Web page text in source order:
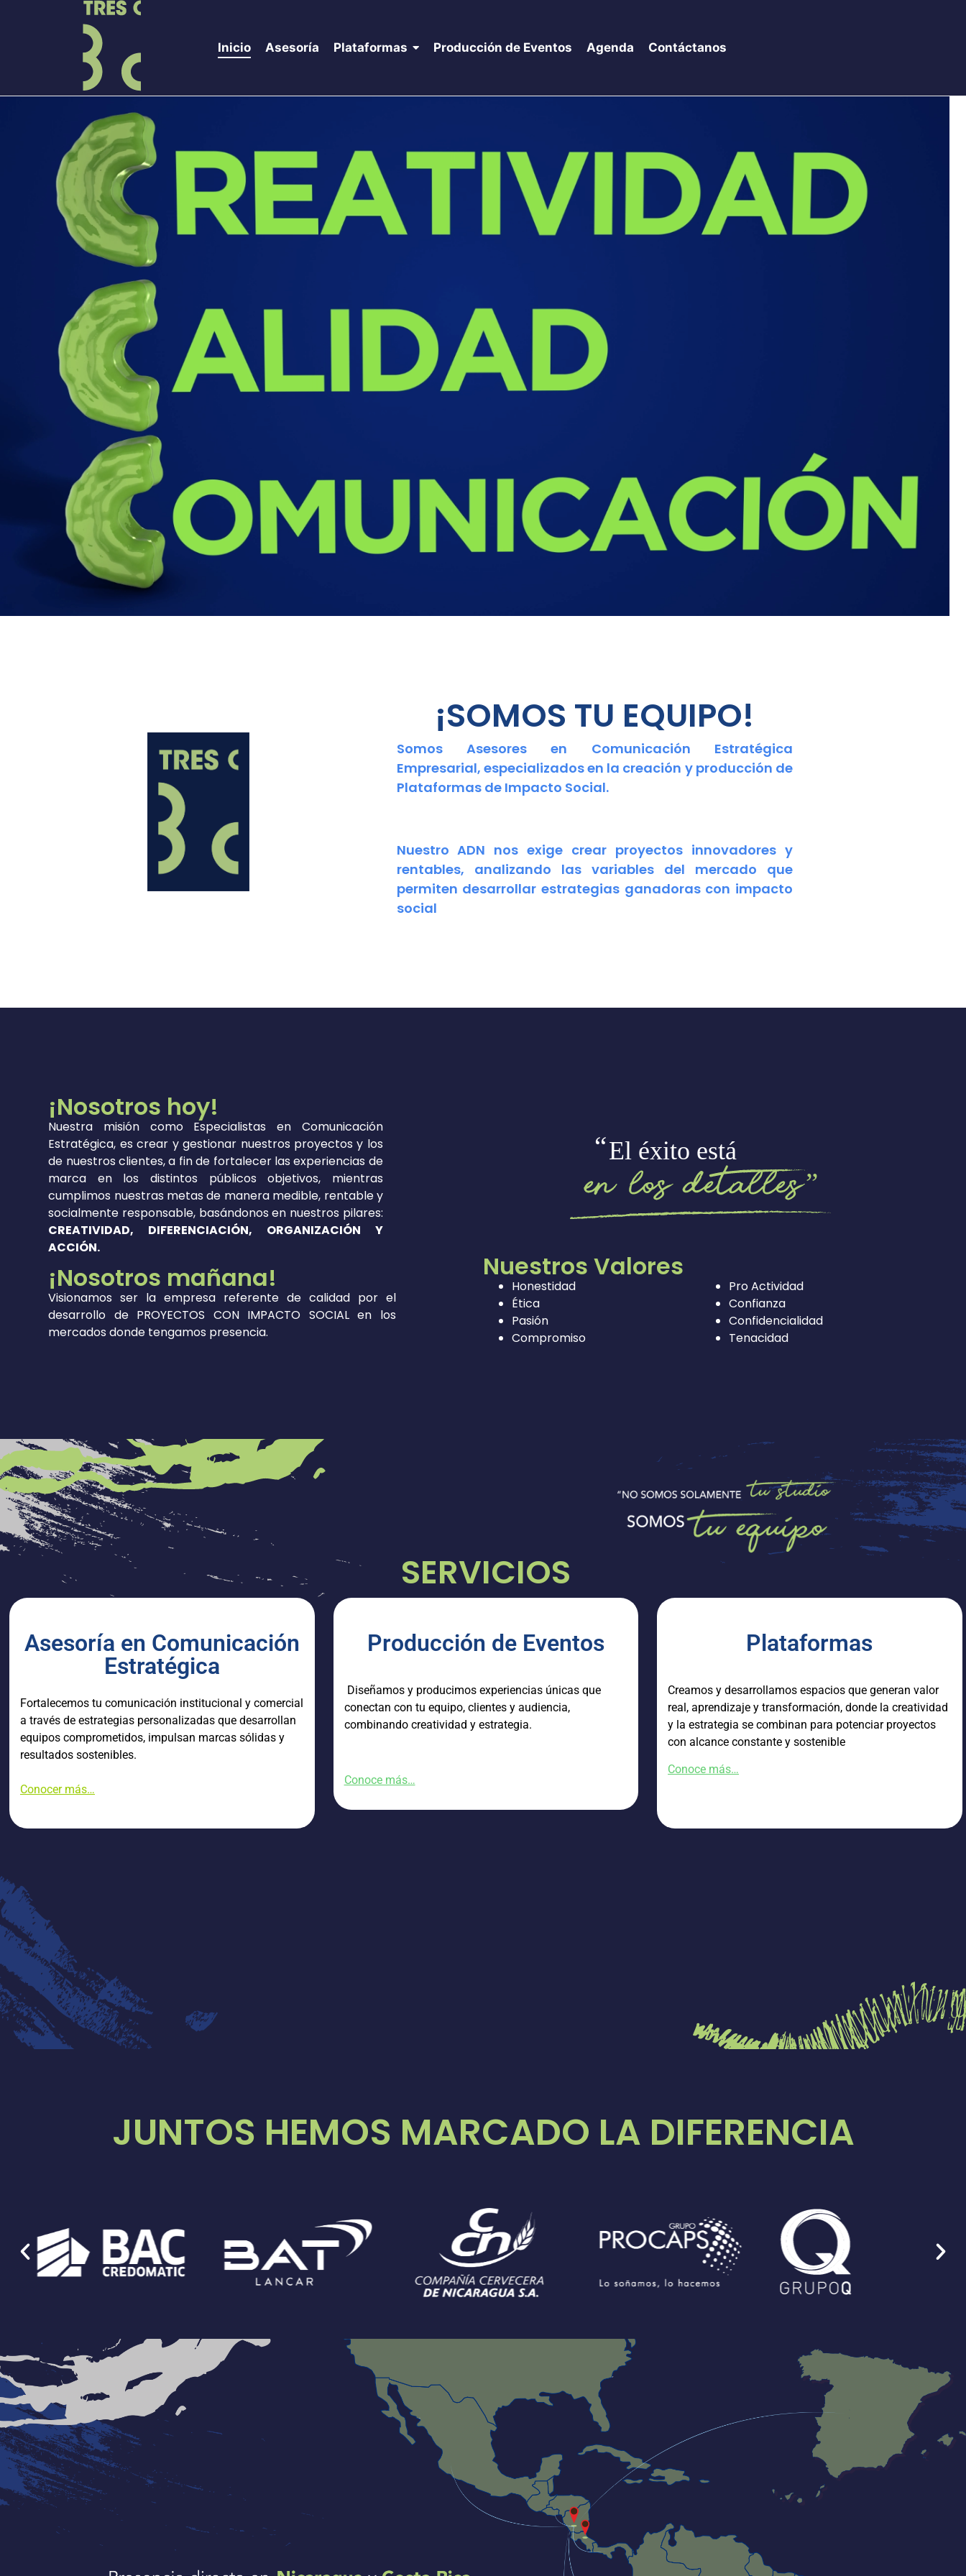
Inicio Asesoría Plataformas Producción de Eventos Agenda Contáctanos
¡SOMOS TU EQUIPO!
Somos Asesores en Comunicación Estratégica
Empresarial, especializados en la creación y producción de
Plataformas de Impacto Social.
Nuestro ADN nos exige crear proyectos innovadores y
rentables, analizando las variables del mercado que
permiten desarrollar estrategias ganadoras con impacto
social
¡Nosotros hoy!
Nuestra misión como Especialistas en Comunicación
Estratégica, es crear y gestionar nuestros proyectos y los
de nuestros clientes, a fin de fortalecer las experiencias de
marca en los distintos públicos objetivos, mientras
cumplimos nuestras metas de manera medible, rentable y
socialmente responsable, basándonos en nuestros pilares:
CREATIVIDAD, DIFERENCIACIÓN, ORGANIZACIÓN Y
ACCIÓN.
¡Nosotros mañana!
Visionamos ser la empresa referente de calidad por el
desarrollo de PROYECTOS CON IMPACTO SOCIAL en los
mercados donde tengamos presencia.
Nuestros Valores
Honestidad
Ética
Pasión
Compromiso
Pro Actividad
Confianza
Confidencialidad
Tenacidad
SERVICIOS
Asesoría en Comunicación
Estratégica
Fortalecemos tu comunicación institucional y comercial
a través de estrategias personalizadas que desarrollan
equipos comprometidos, impulsan marcas sólidas y
resultados sostenibles.
Conocer más…
Producción de Eventos
Diseñamos y producimos experiencias únicas que
conectan con tu equipo, clientes y audiencia,
combinando creatividad y estrategia.
Conoce más…
Plataformas
Creamos y desarrollamos espacios que generan valor
real, aprendizaje y transformación, donde la creatividad
y la estrategia se combinan para potenciar proyectos
con alcance constante y sostenible
Conoce más…
JUNTOS HEMOS MARCADO LA DIFERENCIA